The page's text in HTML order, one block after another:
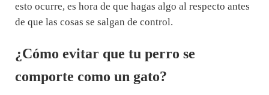
esto ocurre, es hora de que hagas algo al respecto antes
de que las cosas se salgan de control.
¿Cómo evitar que tu perro se
comporte como un gato?